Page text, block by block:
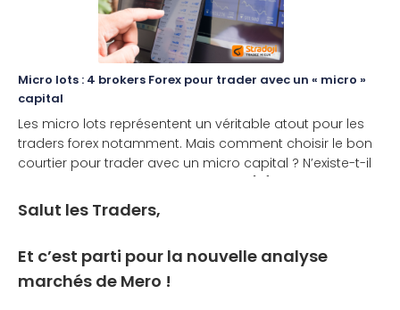
Micro lots : 4 brokers Forex pour trader avec un « micro »
capital
Les micro lots représentent un véritable atout pour les
traders forex notamment. Mais comment choisir le bon
courtier pour trader avec un micro capital ? N’existe-t-il
Salut les Traders,
Et c’est parti pour la nouvelle analyse
marchés de Mero !